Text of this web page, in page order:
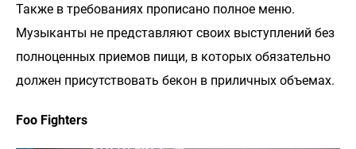
Также в требованиях прописано полное меню.
Музыканты не представляют своих выступлений без
полноценных приемов пищи, в которых обязательно
должен присутствовать бекон в приличных объемах.
Foo Fighters